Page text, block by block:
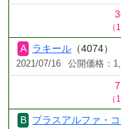
（
ラキール （4074）
2021/07/16 公開価格：
（
プラスアルファ・